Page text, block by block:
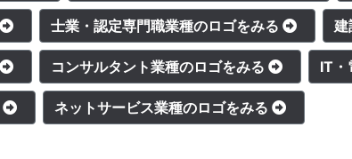
士業・認定専門職業種のロゴをみる 建
コンサルタント業種のロゴをみる IT・
ネットサービス業種のロゴをみる